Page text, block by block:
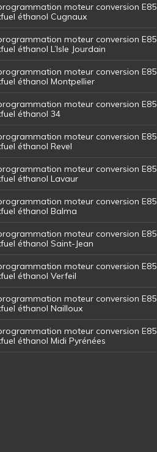
moteur conversion E85
éthanol Cugnaux
moteur conversion E85
éthanol L’Isle Jourdain
moteur conversion E85
éthanol Montpellier
moteur conversion E85
éthanol 34
moteur conversion E85
éthanol Revel
moteur conversion E85
éthanol Lavaur
moteur conversion E85
éthanol Balma
moteur conversion E85
éthanol Saint-Jean
moteur conversion E85
éthanol Verfeil
moteur conversion E85
éthanol Nailloux
moteur conversion E85
éthanol Midi Pyrénées